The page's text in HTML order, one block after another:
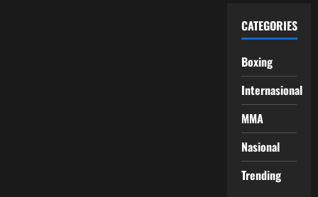
CATEGORIES
Boxing
Internasional
MMA
Nasional
Trending